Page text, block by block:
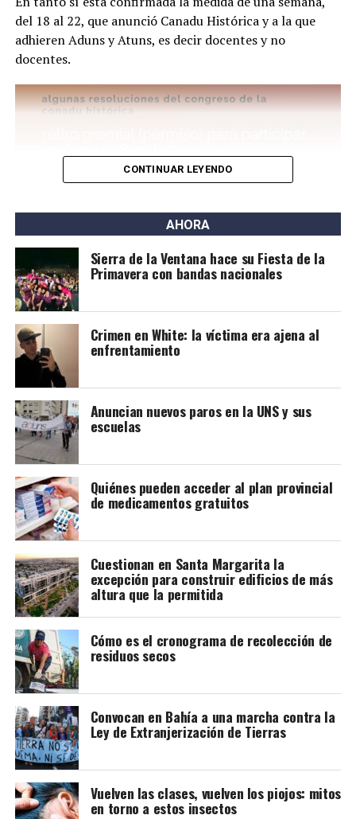
Por este caso está detenido Joaquín Eleazar Larraburu
(25), quien en un principio escapó en auto y luego chocó
Joaquín Larraburu
del 18 al 22, que anunció Canadu Histórica y a la que
adhieren Aduns y Atuns, es decir docentes y no
docentes.
CONTINUAR LEYENDO
AHORA
Sierra de la Ventana hace su Fiesta de la
Primavera con bandas nacionales
Crimen en White: la víctima era ajena al
enfrentamiento
Anuncian nuevos paros en la UNS y sus
escuelas
Quiénes pueden acceder al plan provincial
de medicamentos gratuitos
Cuestionan en Santa Margarita la
excepción para construir edificios de más
altura que la permitida
Cómo es el cronograma de recolección de
residuos secos
Convocan en Bahía a una marcha contra la
Ley de Extranjerización de Tierras
Vuelven las clases, vuelven los piojos: mitos
en torno a estos insectos